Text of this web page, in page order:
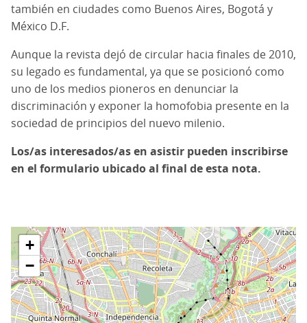
también en ciudades como Buenos Aires, Bogotá y
México D.F.
Aunque la revista dejó de circular hacia finales de 2010,
su legado es fundamental, ya que se posicionó como
uno de los medios pioneros en denunciar la
discriminación y exponer la homofobia presente en la
sociedad de principios del nuevo milenio.
Los/as interesados/as en asistir pueden inscribirse
en el formulario ubicado al final de esta nota.
+
−